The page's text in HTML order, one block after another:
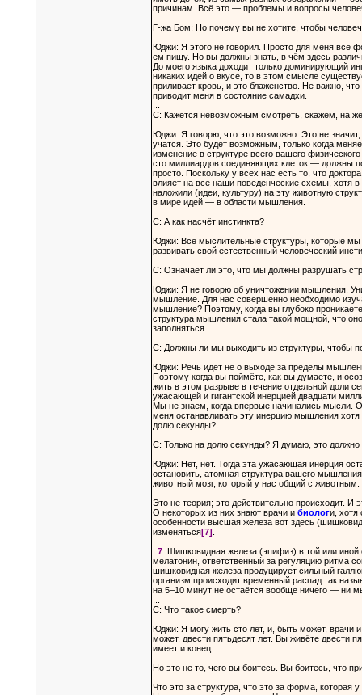
причинам. Всё это — проблемы и вопросы
Г-жа Бом: Но почему вы не хотите, чтобы
Юджи: Я этого не говорил. Просто для меня все
ем пищу. Но вы должны знать, в чём здесь
До моего языка доходит только доминирующий
никаких идей о вкусе, то в этом смысле
приливает кровь, и это блаженство. Не важно,
приводит меня в состояние самадхи.
С: Кажется невозможным смотреть, скажем, на
Юджи: Я говорю, что это возможно. Это не
учатся. Это будет возможным, только когда
изменение в структуре всего вашего
сто миллиардов соединяющих клеток — должны
просто. Поскольку у всех нас есть то, что
влияет на все наши поведенческие схемы, хотя
наложили (идеи, культуру) на эту животную
в мире идей — в области мышления.
С: А как насчёт инстинкта?
Юджи: Все мыслительные структуры, которые мы
развивать свой естественный человеческий
С: Означает ли это, что мы должны разрушать
Юджи: Я не говорю об уничтожении мышления.
мышление. Для нас совершенно необходимо
мышление? Поэтому, когда вы глубоко
структура мышления стала такой мощной, что
заполняться.
С: Должны ли мы выходить из структуры, чтобы
Юджи: Речь идёт не о выходе за пределы
Поэтому когда вы поймёте, как вы думаете, и
жить в этом разрыве в течение отдельной доли
ужасающей и гигантской инерцией двадцати
Мы не знаем, когда впервые начинались мысли.
меня останавливать эту инерцию мышления хотя
долю секунды?
С: Только на долю секунды? Я думаю, это должно
Юджи: Нет, нет. Тогда эта ужасающая инерция
остановить, атомная структура вашего
животный мозг, который у нас общий с животным.
Это не теория; это действительно происходит. И
О некоторых из них знают врачи и биологи, хотя
особенности высшая железа вот здесь
изменяться[7]
7Шишковидная железа (эпифиз) в той или иной
мелатонин, ответственный за регуляцию ритма
шишковидная железа продуцирует сильный
организм происходит временный распад так
на 5–10 минут не остаётся вообще ничего — ни
С: Что такое смерть?
Юджи: Я могу жить сто лет, и, быть может, врачи
может, двести пятьдесят лет. Вы живёте двести
имеет и конец.
Но это не то, чего вы боитесь. Вы боитесь, что
Что это за структура, что это за форма,